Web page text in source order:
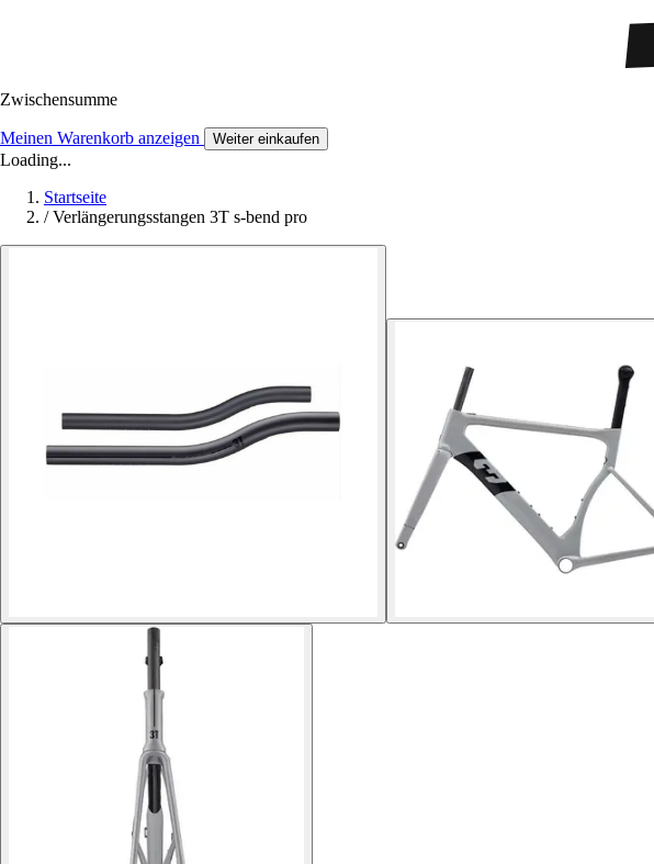
Zwischensumme
Meinen Warenkorb anzeigen Weiter einkaufen
Loading...
Startseite
/ Verlängerungsstangen 3T s-bend pro